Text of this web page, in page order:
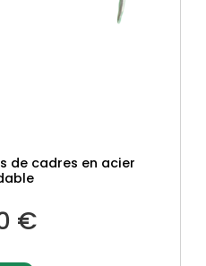
de cadres en acier
€